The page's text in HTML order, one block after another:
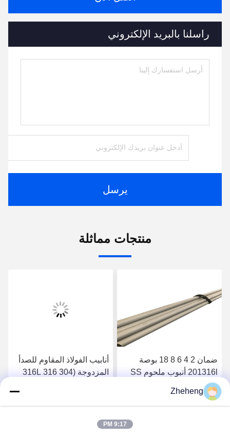
راسلنا بالبريد الإلكتروني
يرسل
منتجات مماثلة
ضمان 2 4 6 8 18 بوصة
201316l أنبوب ملحوم SS
للصدأ السعر لكل كجم
احصل على افضل سعر
أنابيب الفولاذ المقاوم للصدأ
المزدوجة (304 316 316L
احصل على افضل سعر
Zheheng
9:17 PM